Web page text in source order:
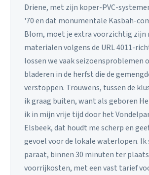
Driene, met zijn koper-PVC-
'70 en dat monumentale Kasbah-
Blom, moet je extra voorzichtig zijn
materialen volgens de URL 4011-
lossen we vaak seizoensproblemen
bladeren in de herfst die de
verstoppen. Trouwens, tussen de
ik graag buiten, want als geboren
ik in mijn vrije tijd door het
Elsbeek, dat houdt me scherp en
gevoel voor de lokale waterlopen. Ik
paraat, binnen 30 minuten ter
voorrijkosten, met een vast tarief